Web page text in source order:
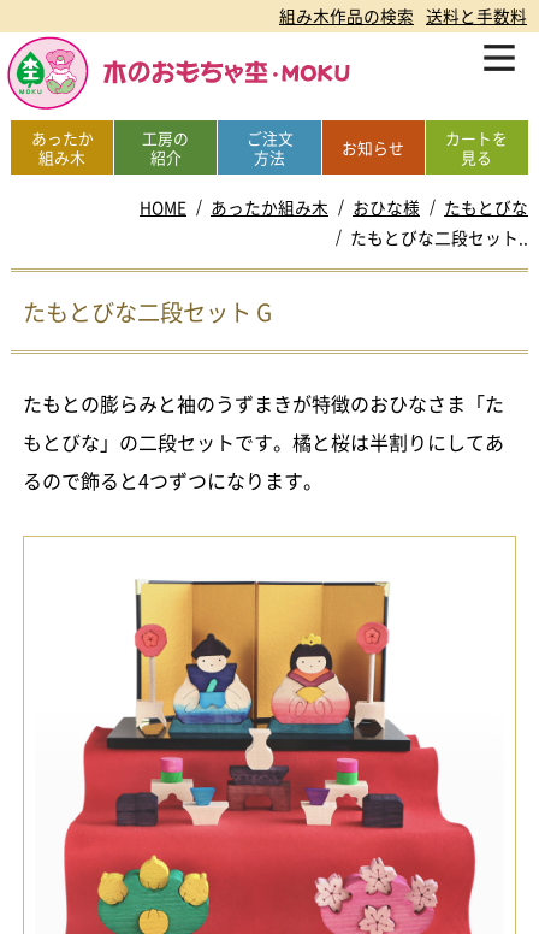
組み木作品の検索 送料と手数料
あったか
組み木
工房の
紹介
ご注文
方法
お知らせ
カートを
見る
HOME あったか組み木 おひな様
たもとびな
たもとびな二段セット..
たもとびな二段セット G
たもとの膨らみと袖のうずまきが特徴のおひなさま「た
もとびな」の二段セットです。橘と桜は半割りにしてあ
るので飾ると4つずつになります。